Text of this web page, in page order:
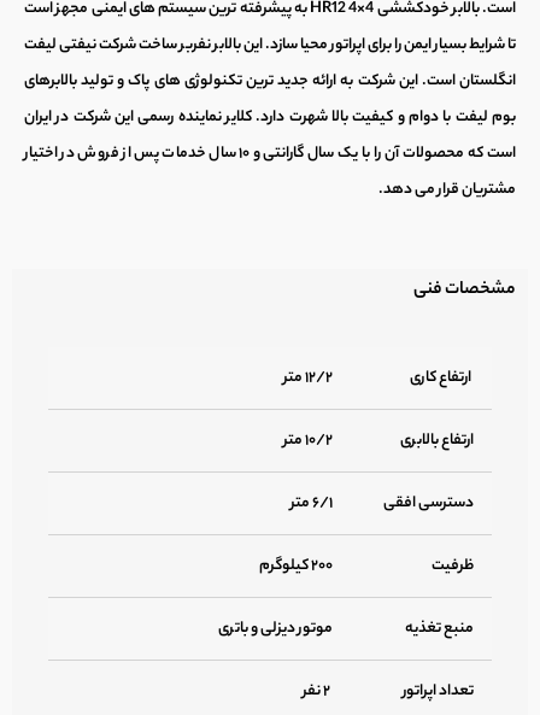
است.بالابر خودکششی
HR12 4×4 به پیشرفته ترین سیستم های ایمنی مجهز است
تا شرایط بسیار ایمن را برای اپراتور محیا سازد. اینبالابر نفربرساخت شرکت نیفتی لیفت
انگلستان است. این شرکت به ارائه جدید ترین تکنولوژی های پاک و تولید بالابرهای
بوم لیفت با دوام و کیفیت بالا شهرت دارد. کلایر نماینده رسمی این شرکت در ایران
است که محصولات آن را با یک سال گارانتی و ۱۰ سال خدمات پس از فروش در اختیار
مشتریان قرار می دهد.
مشخصات فنی
ارتفاع کاری
ارتفاع بالابری
دسترسی افقی
ظرفیت
منبع تغذیه موتور دیزلی و باتری
تعداد اپراتور